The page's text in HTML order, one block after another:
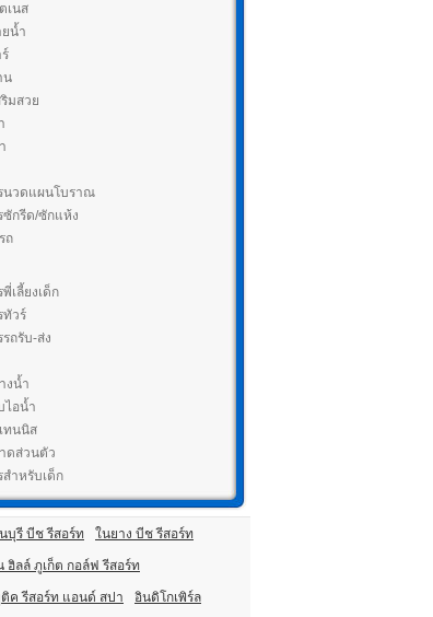
เนส
ยน้ำ
น
มสวย
นวดแผนโบราณ
ซักรีด/ซักแห้ง
ถ
เลี้ยงเด็ก
ทัวร์
ถรับ-ส่ง
งน้ำ
ไอน้ำ
ทนนิส
ดส่วนตัว
สำหรับเด็ก
บุรี บีช รีสอร์ท ในยาง บีช รีสอร์ท
ฮิลล์ ภูเก็ต กอล์ฟ รีสอร์ท
ค รีสอร์ท แอนด์ สปา อินดิโกเพิร์ล